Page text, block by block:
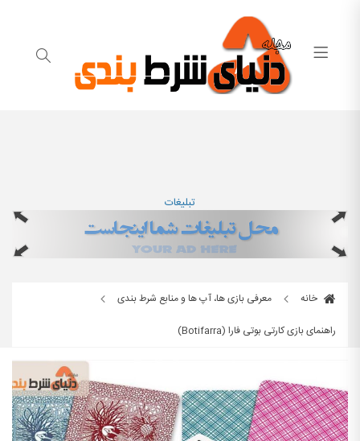
تبلیغات
خانه
معرفی بازی ها، آپ ها و منابع شرط بندی
راهنمای بازی کارتی بوتی فارا (Botifarra)